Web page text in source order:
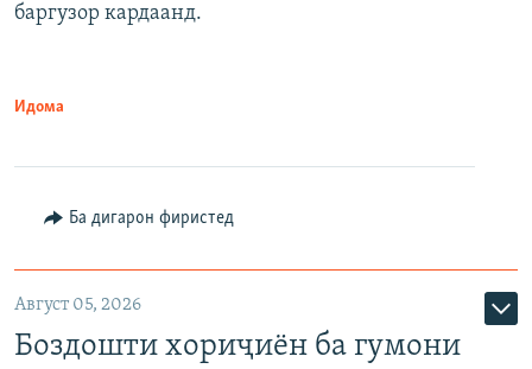
баргузор кардаанд.
Идома
Ба дигарон фиристед
Август 05, 2026
Боздошти хориҷиён ба гумони